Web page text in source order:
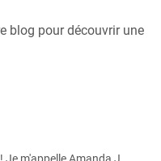
blog pour découvrir une